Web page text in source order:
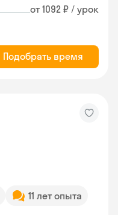
от 1092 ₽ / урок
Подобрать время
11 лет опыта